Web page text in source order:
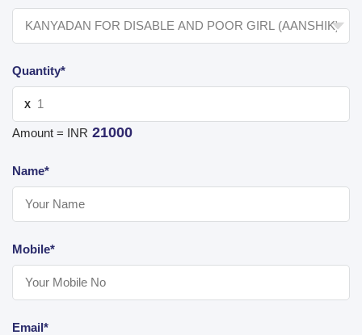
Quantity*
X
Amount = INR 21000
Name*
Mobile*
Email*